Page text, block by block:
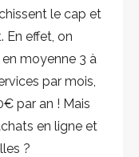
le cap et
En effet, on
moyenne 3 à
par mois,
par an ! Mais
en ligne et
?